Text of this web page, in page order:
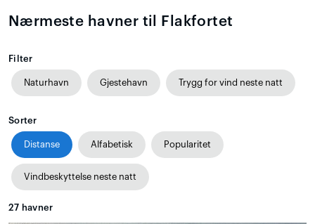
Nærmeste havner til Flakfortet
Filter
Naturhavn Gjestehavn Trygg for vind neste natt
Sorter
Distanse Alfabetisk Popularitet
Vindbeskyttelse neste natt
27 havner